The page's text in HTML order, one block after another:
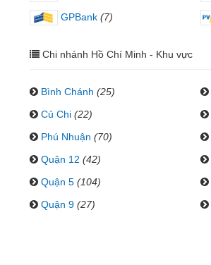
GPBank (7)
Chi nhánh Hồ Chí Minh - Khu vực
Bình Chánh (25)
Củ Chi (22)
Phú Nhuận (70)
Quận 12 (42)
Quận 5 (104)
Quận 9 (27)